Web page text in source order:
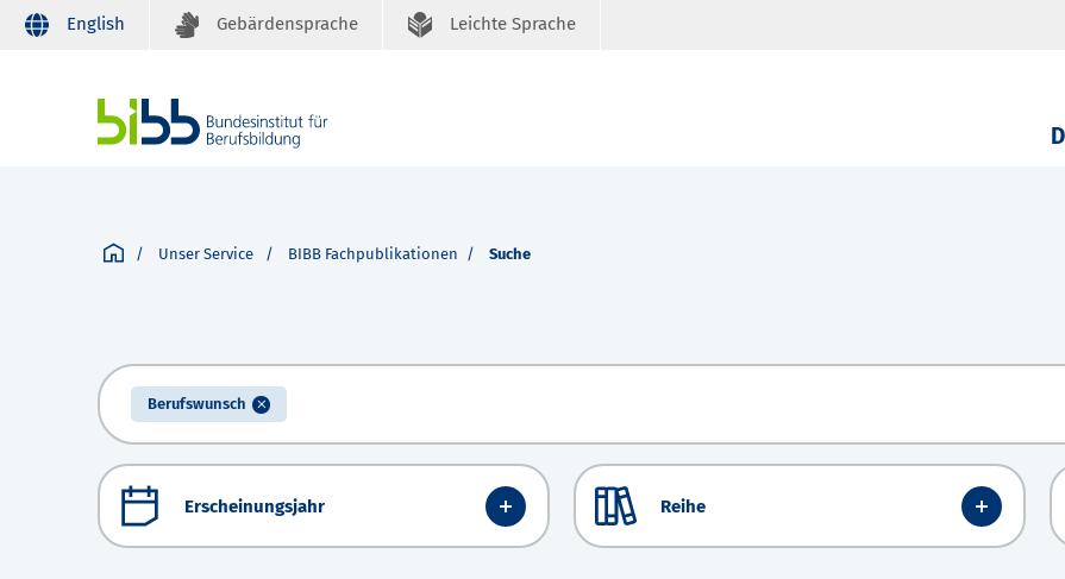
English Gebärdensprache Leichte Sprache
Unser Service BIBB Fachpublikationen Suche
Berufswunsch
Erscheinungsjahr Reihe